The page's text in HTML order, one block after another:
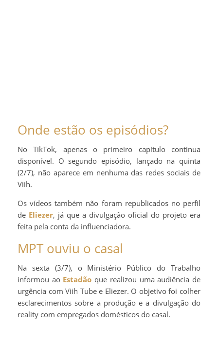
Onde estão os episódios?
No TikTok, apenas o primeiro capítulo continua
disponível. O segundo episódio, lançado na quinta
(2/7), não aparece em nenhuma das redes sociais de
Viih.
Os vídeos também não foram republicados no perfil
de Eliezer, já que a divulgação oficial do projeto era
feita pela conta da influenciadora.
MPT ouviu o casal
Na sexta (3/7), o Ministério Público do Trabalho
informou ao Estadão que realizou uma audiência de
urgência com Viih Tube e Eliezer. O objetivo foi colher
esclarecimentos sobre a produção e a divulgação do
reality com empregados domésticos do casal.